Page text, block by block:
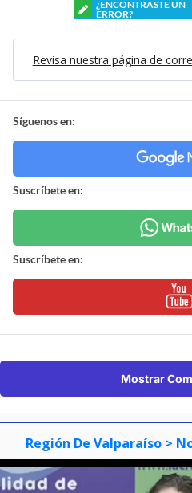
¿ENCONTRASTE UN
ERROR?
Revisa nuestra página de
Síguenos en:
Suscríbete en:
Suscríbete en:
Mostrar
Región De Valparaíso >